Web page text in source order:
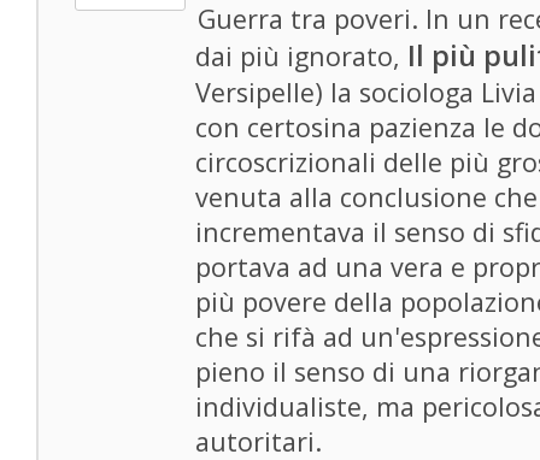
Guerra tra poveri. In un
dai più ignorato, Il più
Versipelle) la sociologa
con certosina pazienza le
circoscrizionali delle più
venuta alla conclusione
incrementava il senso di
portava ad una vera e
più povere della
che si rifà ad
pieno il senso di una
individualiste, ma
autoritari.